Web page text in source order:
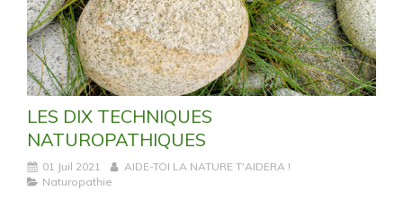
LES DIX TECHNIQUES
NATUROPATHIQUES
01 Juil 2021
AIDE-TOI LA NATURE T'AIDERA !
Naturopathie